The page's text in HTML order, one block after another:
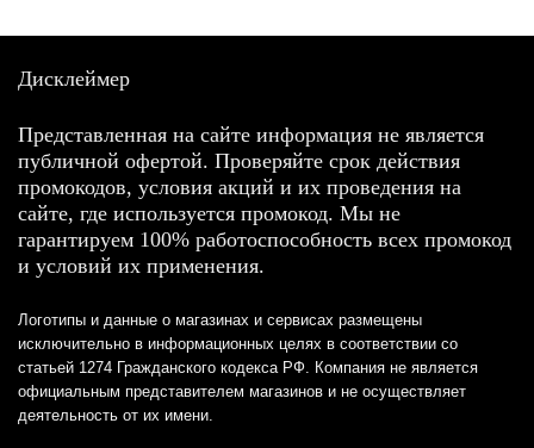
Дисклеймер
Представленная на сайте информация не является
публичной офертой. Проверяйте срок действия
промокодов, условия акций и их проведения на
сайте, где используется промокод. Мы не
гарантируем 100% работоспособность всех промокод
и условий их применения.
Логотипы и данные о магазинах и сервисах размещены
исключительно в информационных целях в соответствии со
статьей 1274 Гражданского кодекса РФ. Компания не является
официальным представителем магазинов и не осуществляет
деятельность от их имени.